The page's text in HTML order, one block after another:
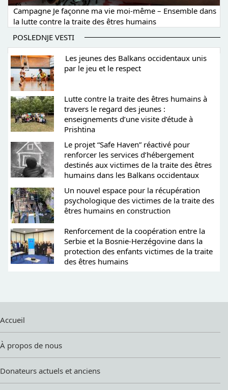
Campagne Je façonne ma vie moi-même – Ensemble dans
la lutte contre la traite des êtres humains
POSLEDNJE VESTI
Les jeunes des Balkans occidentaux unis
par le jeu et le respect
Lutte contre la traite des êtres humains à
travers le regard des jeunes :
enseignements d’une visite d’étude à
Prishtina
Le projet “Safe Haven” réactivé pour
renforcer les services d’hébergement
destinés aux victimes de la traite des êtres
humains dans les Balkans occidentaux
Un nouvel espace pour la récupération
psychologique des victimes de la traite des
êtres humains en construction
Renforcement de la coopération entre la
Serbie et la Bosnie-Herzégovine dans la
protection des enfants victimes de la traite
des êtres humains
Accueil
À propos de nous
Donateurs actuels et anciens